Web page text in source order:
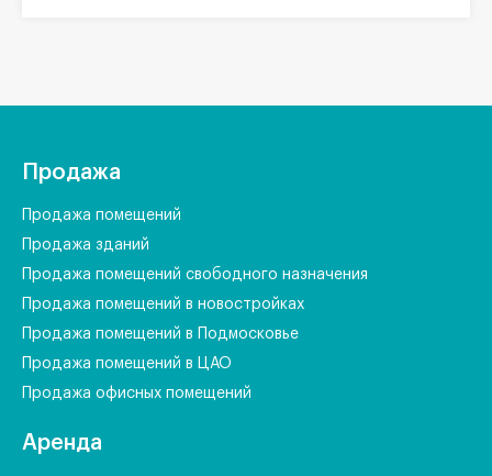
Продажа
Продажа помещений
Продажа зданий
Продажа помещений свободного назначения
Продажа помещений в новостройках
Продажа помещений в Подмосковье
Продажа помещений в ЦАО
Продажа офисных помещений
Аренда